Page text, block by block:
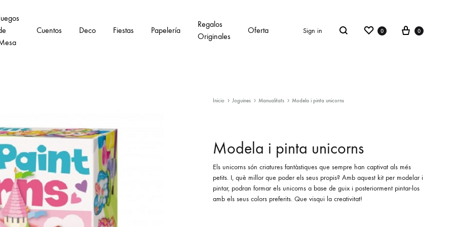
Cuentos Deco Fiestas Papelería
Regalos
Originales
Oferta Sign in
Search
Wishlist
0 Cart
0
Inicio Joguines Manualitats Modela i pinta unicorns
Modela i pinta unicorns
Els unicorns són criatures fantàstiques que sempre han captivat als més
petits. I, què millor que poder els seus propis? Amb aquest kit per modelar i
pintar, podran formar els unicorns a base de guix i posteriorment pintar-los
amb els seus colors preferits. Que visqui la creativitat!